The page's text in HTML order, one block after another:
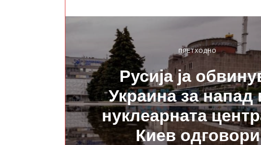
ПРЕТХОДНО
Русија ја
Украина за напад
нуклеарната
Киев одговори